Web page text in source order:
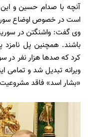
آنچه با صدام حسین و این
است در خصوص اوضاع
وی گفت: واشنگتن در
باشند. همچنين پل نامزد
کرد که صدها هزار نفر در
ویرانه تبدیل شد و تمامی
«بشار اسد» فاقد